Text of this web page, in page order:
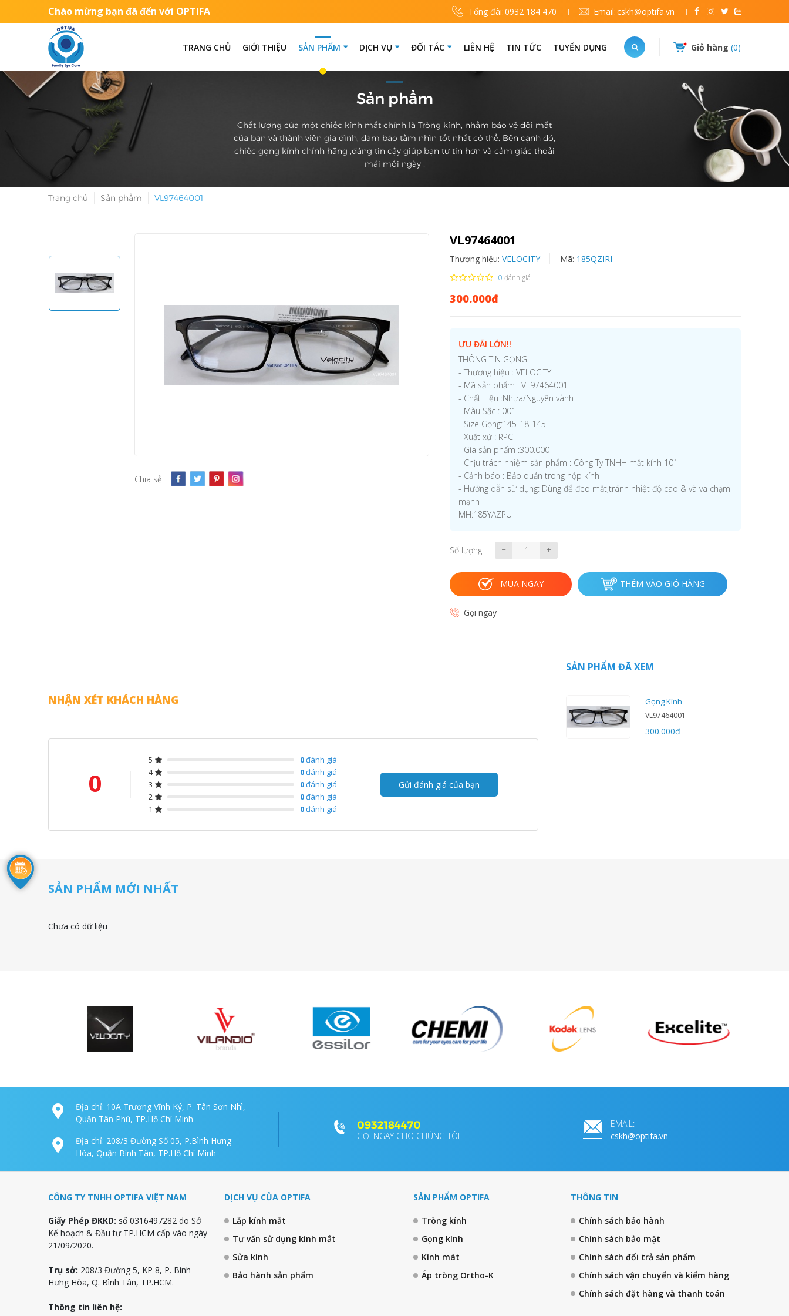
Chào mừng bạn đã đến với OPTIFA Tổng đài:0932 184 470 Email:cskh@optifa.vn
TRANG CHỦ GIỚI THIỆU SẢN PHẨM DỊCH VỤ ĐỐI TÁC LIÊN HỆ TIN TỨC TUYỂN DỤNG Giỏ hàng 0
Sản phẩm
Chất lượng của một chiếc kính mắt chính là Tròng kính, nhằm bảo vệ đôi mắt
của bạn và thành viên gia đình, đảm bảo tầm nhìn tốt nhất có thể. Bên cạnh đó,
chiếc gọng kính chính hãng ,đáng tin cậy giúp bạn tự tin hơn và cảm giác thoải
mái mỗi ngày !
Trang chủ Sản phẩm VL97464001
Chia sẻ
VL97464001
Thương hiệu:VELOCITY Mã: 185QZIRI
0 đánh giá
300.000đ
ƯU ĐÃI LỚN!!
THÔNG TIN GỌNG:
- Thương hiệu : VELOCITY
- Mã sản phẩm : VL97464001
- Chất Liệu :Nhựa/Nguyên vành
- Màu Sắc : 001
- Size Gọng:145-18-145
- Xuất xứ : RPC
- Gía sản phẩm :300.000
- Chịu trách nhiệm sản phẩm : Công Ty TNHH mắt kính 101
- Cảnh báo : Bảo quản trong hộp kính
- Hướng dẫn sừ dụng: Dùng để đeo mắt,tránh nhiệt độ cao & và va chạm
mạnh
MH:185YAZPU
Số lượng:
MUA NGAY THÊM VÀO GIỎ HÀNG
Gọi ngay
NHẬN XÉT KHÁCH HÀNG
0
5 0đánh giá
4
0đánh giá
3
0đánh giá
2
0đánh giá
1
0đánh giá
Gửi đánh giá của bạn
SẢN PHẨM ĐÃ XEM
Gọng Kính
VL97464001
300.000đ
SẢN PHẨM MỚI NHẤT
Chưa có dữ liệu
Địa chỉ: 10A Trương Vĩnh Ký, P. Tân Sơn Nhì,
Quận Tân Phú, TP.Hồ Chí Minh
Địa chỉ: 208/3 Đường Số 05, P.Bình Hưng
Hòa, Quận Bình Tân, TP.Hồ Chí Minh
0932184470
GỌI NGAY CHO CHÚNG TÔI
EMAIL:
cskh@optifa.vn
CÔNG TY TNHH OPTIFA VIỆT NAM
Giấy Phép ĐKKD: số 0316497282 do Sở
Kế hoạch & Đầu tư TP.HCM cấp vào ngày
21/09/2020.
Trụ sở: 208/3 Đường 5, KP 8, P. Bình
Hưng Hòa, Q. Bình Tân, TP.HCM.
Thông tin liên hệ:
DỊCH VỤ CỦA OPTIFA
Lắp kính mắt
Tư vấn sử dụng kính mắt
Sửa kính
Bảo hành sản phẩm
SẢN PHẨM OPTIFA
Tròng kính
Gọng kính
Kính mát
Áp tròng Ortho-K
THÔNG TIN
Chính sách bảo hành
Chính sách bảo mật
Chính sách đổi trả sản phẩm
Chính sách vận chuyển và kiểm hàng
Chính sách đặt hàng và thanh toán